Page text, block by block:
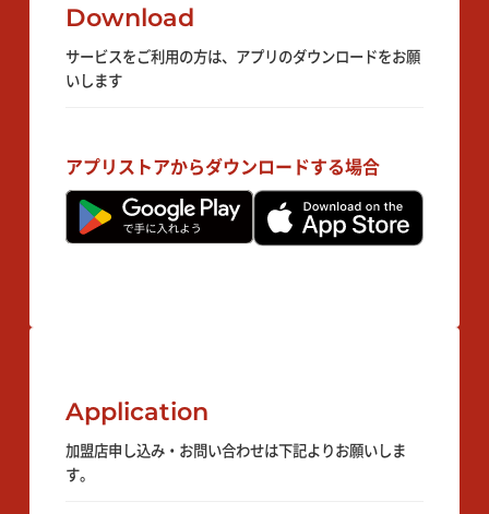
Download
サービスをご利用の方は、アプリのダウンロードをお願
いします
アプリストアからダウンロードする場合
Application
加盟店申し込み・お問い合わせは下記よりお願いしま
す。